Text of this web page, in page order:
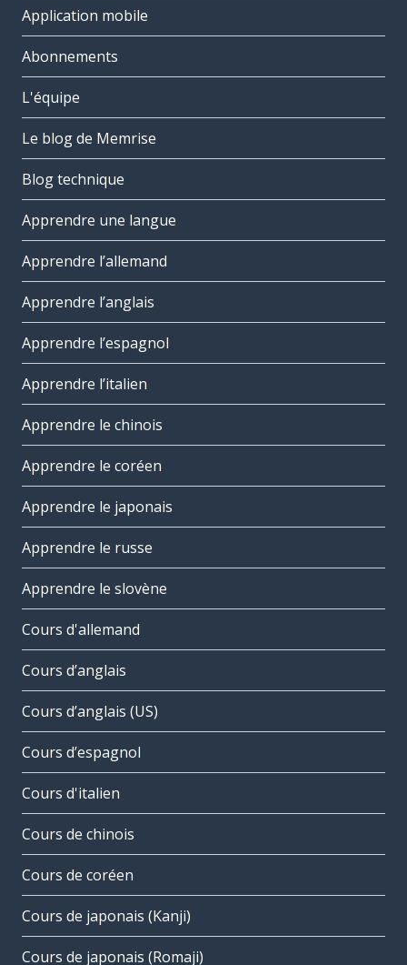
Application mobile
Abonnements
L'équipe
Le blog de Memrise
Blog technique
Apprendre une langue
Apprendre l’allemand
Apprendre l’anglais
Apprendre l’espagnol
Apprendre l’italien
Apprendre le chinois
Apprendre le coréen
Apprendre le japonais
Apprendre le russe
Apprendre le slovène
Cours d'allemand
Cours d’anglais
Cours d’anglais (US)
Cours d’espagnol
Cours d'italien
Cours de chinois
Cours de coréen
Cours de japonais (Kanji)
Cours de japonais (Romaji)